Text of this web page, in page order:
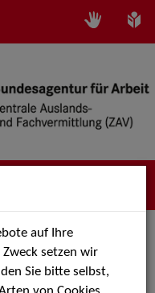
als PDF speichern
auf Ihre
Zweck setzen wir
Sie bitte selbst,